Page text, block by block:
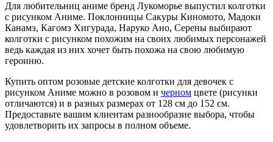
Для любительниц аниме бренд Лукоморье выпустил колготки
с рисунком Аниме. Поклонницы Сакуры Киномото, Мадоки
Канамэ, Кагомэ Хигурада, Наруко Ано, Серены выбирают
колготки с рисунком похожим на своих любимых персонажей
ведь каждая из них хочет быть похожа на свою любимую
героиню.
Купить оптом розовые детские колготки для девочек с
рисунком Аниме можно в розовом и черном цвете (рисунки
отличаются) и в разных размерах от 128 см до 152 см.
Предоставьте вашим клиентам разнообразие выбора, чтобы
удовлетворить их запросы в полном объеме.